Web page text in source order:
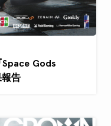
Space Gods
告